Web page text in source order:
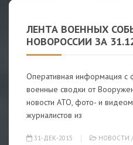
ЛЕНТА ВОЕННЫХ
НОВОРОССИИ ЗА
Оперативная информация
военные сводки от
новости АТО, фото- и
журналистов из
31-ДЕК-2015 НОВОСТИ /